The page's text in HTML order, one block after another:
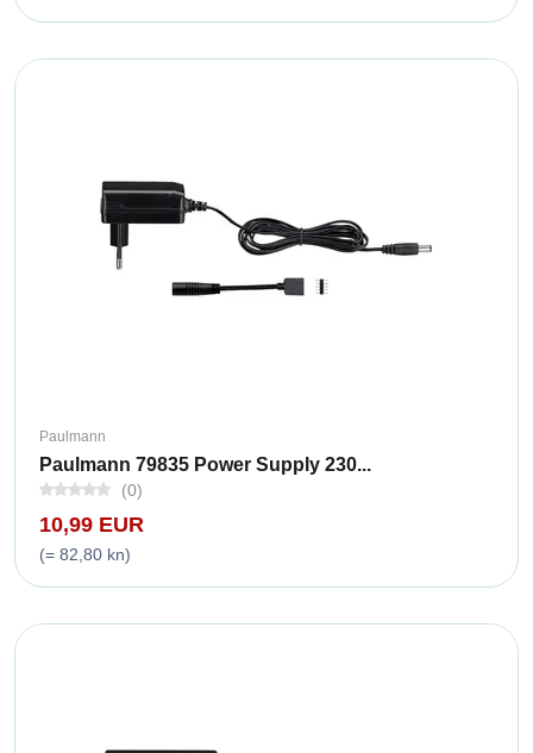
Paulmann
Paulmann 79835 Power Supply 230...
(0)
10,99 EUR
(= 82,80 kn)